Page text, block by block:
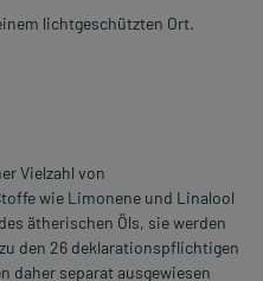
lichtgeschützten Ort.
Vielzahl von
wie Limonene und Linalool
ätherischen Öls, sie werden
den 26 deklarationspflichtigen
daher separat ausgewiesen